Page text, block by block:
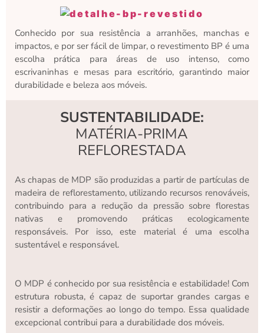
Conhecido por sua resistência a arranhões, manchas e
impactos, e por ser fácil de limpar, o revestimento BP é uma
escolha prática para áreas de uso intenso, como
escrivaninhas e mesas para escritório, garantindo maior
durabilidade e beleza aos móveis.
SUSTENTABILIDADE:
MATÉRIA-PRIMA
REFLORESTADA
As chapas de MDP são produzidas a partir de partículas de
madeira de reflorestamento, utilizando recursos renováveis,
contribuindo para a redução da pressão sobre florestas
nativas e promovendo práticas ecologicamente
responsáveis. Por isso, este material é uma escolha
sustentável e responsável.
O MDP é conhecido por sua resistência e estabilidade! Com
estrutura robusta, é capaz de suportar grandes cargas e
resistir a deformações ao longo do tempo. Essa qualidade
excepcional contribui para a durabilidade dos móveis.